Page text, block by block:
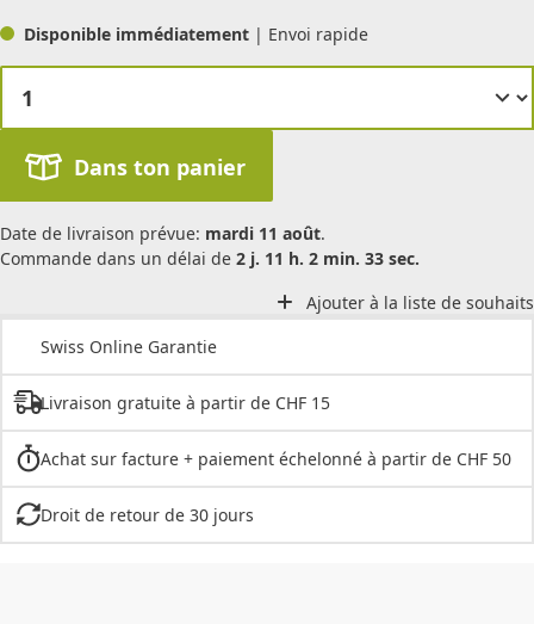
Disponible immédiatement | Envoi rapide
Dans ton panier
Date de livraison prévue: mardi 11 août.
Commande dans un délai de 2 j. 11 h. 2 min. 33 sec.
Ajouter à la liste de souhaits
Swiss Online Garantie
Livraison gratuite à partir de CHF 15
Achat sur facture + paiement échelonné à partir de CHF 50
Droit de retour de 30 jours